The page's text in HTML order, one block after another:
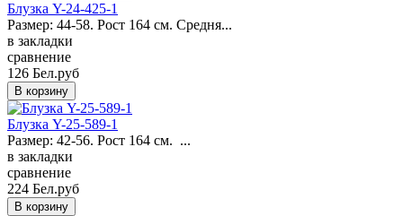
Блузка Y-24-425-1
Размер: 44-58. Рост 164 см. Средня...
в закладки
сравнение
126 Бел.руб
Блузка Y-25-589-1
Размер: 42-56. Рост 164 см. ...
в закладки
сравнение
224 Бел.руб